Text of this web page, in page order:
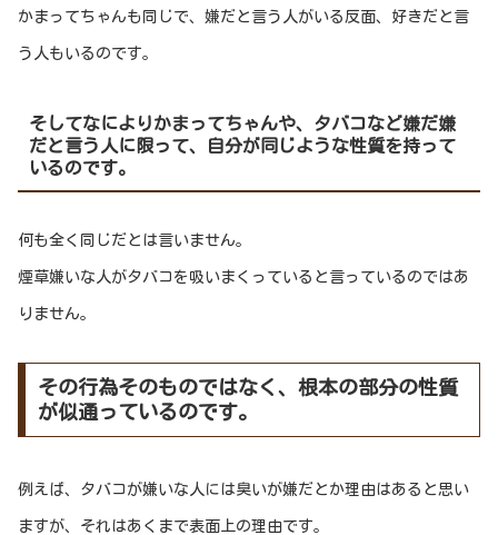
かまってちゃんも同じで、嫌だと言う人がいる反面、好きだと言
う人もいるのです。
そしてなによりかまってちゃんや、タバコなど嫌だ嫌
だと言う人に限って、自分が同じような性質を持って
いるのです。
何も全く同じだとは言いません。
煙草嫌いな人がタバコを吸いまくっていると言っているのではあ
りません。
その行為そのものではなく、根本の部分の性質
が似通っているのです。
例えば、タバコが嫌いな人には臭いが嫌だとか理由はあると思い
ますが、それはあくまで表面上の理由です。